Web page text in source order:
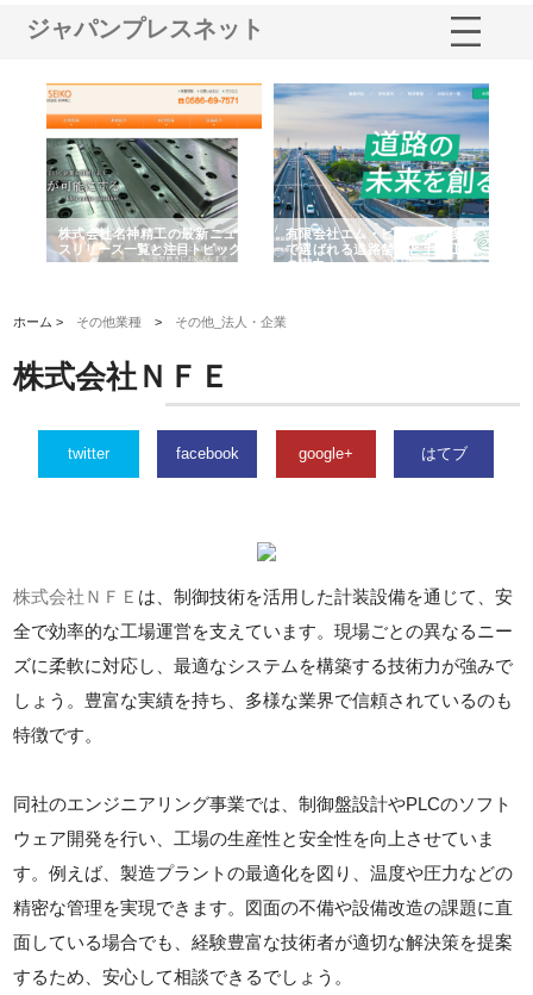
ジャパンプレスネット
株式会社名神精工の最新ニュー
スリリース一覧と注目トピック
有限会社エム・ビルドが南多摩
で選ばれる道路舗装と土木工事
の実力
ホーム > その他業種 > その他_法人・企業
株式会社ＮＦＥ
twitter facebook google+ はてブ
株式会社ＮＦＥ は、制御技術を活用した計装設備を通じて、安
全で効率的な工場運営を支えています。現場ごとの異なるニー
ズに柔軟に対応し、最適なシステムを構築する技術力が強みで
しょう。豊富な実績を持ち、多様な業界で信頼されているのも
特徴です。
同社のエンジニアリング事業では、制御盤設計やPLCのソフト
ウェア開発を行い、工場の生産性と安全性を向上させていま
す。例えば、製造プラントの最適化を図り、温度や圧力などの
精密な管理を実現できます。図面の不備や設備改造の課題に直
面している場合でも、経験豊富な技術者が適切な解決策を提案
するため、安心して相談できるでしょう。